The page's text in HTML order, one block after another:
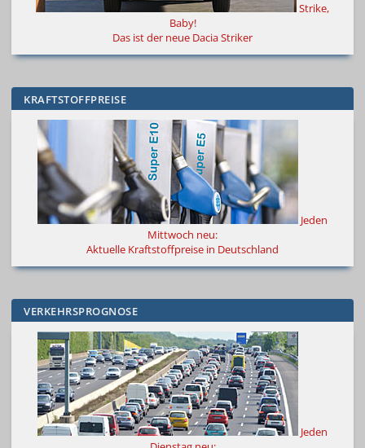
Strike,
Baby!
Das ist der neue Dacia Striker
KRAFTSTOFFPREISE
Jeden
Mittwoch neu:
Aktuelle Kraftstoffpreise in Deutschland
VERKEHRSPROGNOSE
Jeden